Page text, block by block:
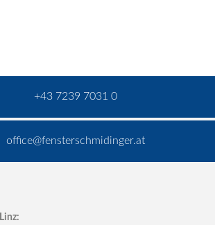
+43 7239 7031 0
office@fensterschmidinger.at